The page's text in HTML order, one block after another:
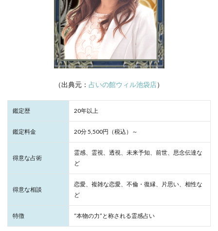
（出典元： 占いの館ウィル池袋店）
鑑定歴 20年以上
鑑定料金 20分 5,500円（税込）～
得意な占術
霊感、霊視、透視、未来予知、前世、思念伝達な
ど
得意な相談
恋愛、複雑な恋愛、不倫・復縁、片思い、相性な
ど
特徴 “本物の力”と称される霊感占い